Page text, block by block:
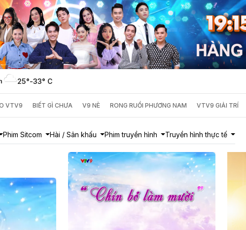
25°-33° C
VTV9 BIẾT GÌ CHƯA V9 NÈ RONG RUỔI PHƯƠNG NAM VTV9 GIẢI TRÍ
Phim Sitcom Hài / Sân khấu Phim truyền hình Truyền hình thực tế